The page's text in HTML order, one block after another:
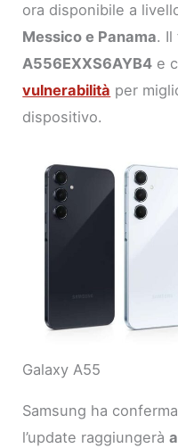
ora disponibile a
Messico e Panama. Il
A556EXXS6AYB4 e
vulnerabilità per
dispositivo.
Galaxy A55
Samsung ha
l’update raggiungerà